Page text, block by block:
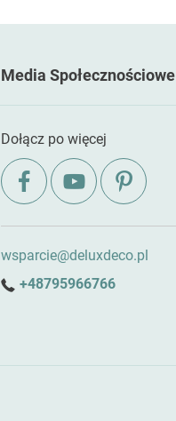
Media Społecznościowe
Dołącz po więcej
wsparcie@deluxdeco.pl
+48795966766